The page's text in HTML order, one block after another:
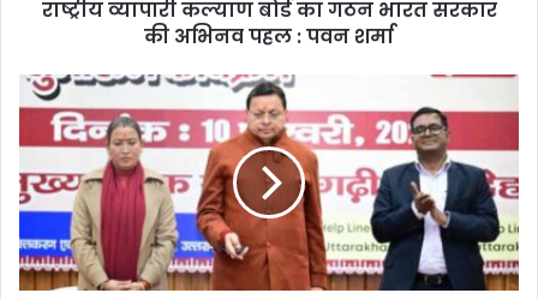
राष्ट्रीय व्यापारी कल्याण बोर्ड का गठन भारत सरकार
की अभिनव पहल : पवन शर्मा